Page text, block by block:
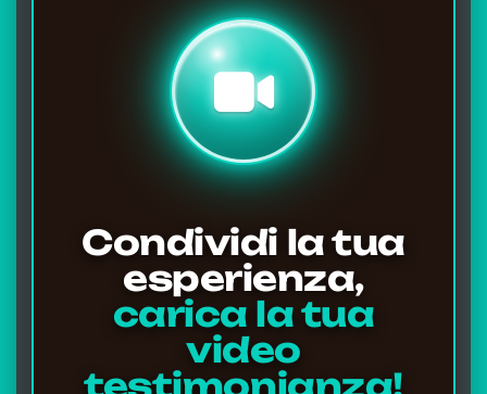
Condividi la tua
esperienza,
carica la tua
video